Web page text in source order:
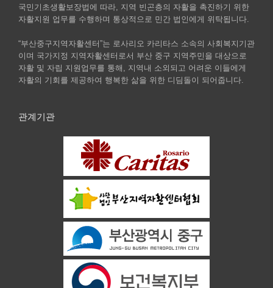
국민기초생활보장법에 따라, 지역 빈곤층의 자활을 촉진하기 위한
자활지원 업무를 수행하며 통상적으로 민간 법인에게 위탁됩니다.
“부산중구지역자활센터”는 로사리오 카리타스 소속의 사회복지기관
이며 국가지정 지역자활센터로서 부산 중구 지역주민을 대상으로
자활 및 자립 지원업무를 통해, 지역내 소외되고 어려운 이들에게
자활의 기회를 제공하여 행복한 삶을 위한 디딤돌이 되어줍니다.
관계기관